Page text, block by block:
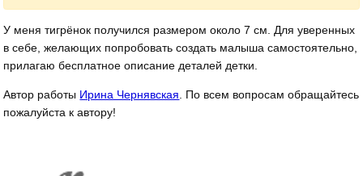
У меня тигрёнок получился размером около 7 см. Для уверенных
в себе, желающих попробовать создать малыша самостоятельно,
прилагаю бесплатное описание деталей детки.
Автор работы Ирина Чернявская . По всем вопросам обращайтесь
пожалуйста к автору!